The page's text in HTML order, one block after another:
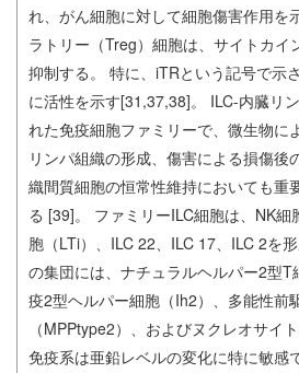
れ、がん細胞に対して細胞傷害作用を
ラトリー（Treg）細胞は、サイトカイ
抑制する。 特に、iTRという記号で示
に活性を示す[31,37,38]。 ILC-内臓リ
れた免疫細胞ファミリーで、微生物に
リンパ組織の形成、傷害による損傷後
織間質細胞の恒常性維持においても重
る [39]。 ファミリーILC細胞は、NK細
胞（LTi）、ILC 22、ILC 17、ILC 2を
の集団には、ナチュラルヘルパー2型
疫2型ヘルパー細胞（Ih2）、多能性前
（MPPtype2）、およびヌクレオサイ
免疫系は亜鉛レベルの変化に特に敏感